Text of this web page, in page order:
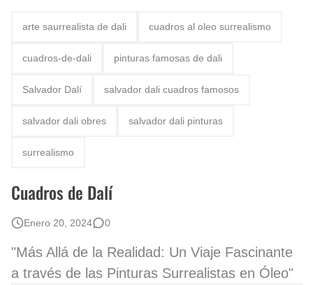
arte saurrealista de dali cuadros al oleo surrealismo
cuadros-de-dali pinturas famosas de dali
Salvador Dalí salvador dali cuadros famosos
salvador dali obres salvador dali pinturas
surrealismo
Cuadros de Dalí
Enero 20, 2024 0
"Más Allá de la Realidad: Un Viaje Fascinante
a través de las Pinturas Surrealistas en Óleo"